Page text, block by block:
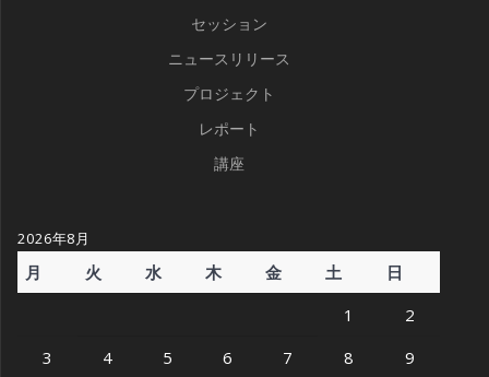
セッション
ニュースリリース
プロジェクト
レポート
講座
2026年8月
月 火 水 木 金 土
日
1
2
3
4 5 6 7 8 9